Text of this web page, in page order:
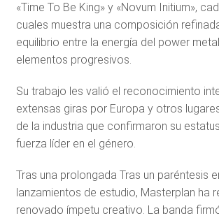
«Time To Be King» y «Novum Initium»,
cuales muestra una composición
equilibrio entre la energía del power
elementos progresivos.
Su trabajo les valió el reconocimiento
extensas giras por Europa y otros
de la industria que confirmaron su
fuerza líder en el género.
Tras una prolongada Tras un paréntesis
lanzamientos de estudio, Masterplan ha
renovado ímpetu creativo. La banda